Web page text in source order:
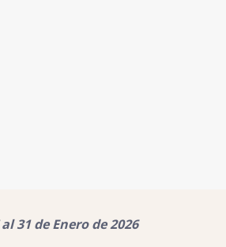
31 de Enero de 2026